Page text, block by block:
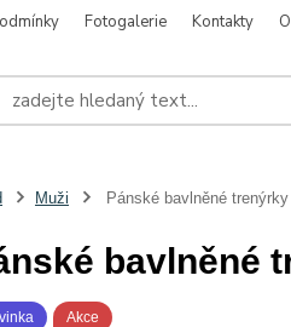
Fotogalerie Kontakty
Muži Pánské bavlněné
bavlněné
Akce